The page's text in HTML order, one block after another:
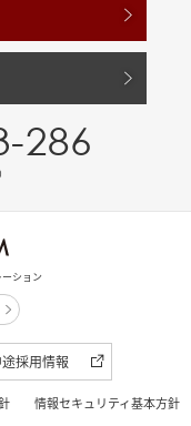
286
ション
採用情報
情報セキュリティ基本方針